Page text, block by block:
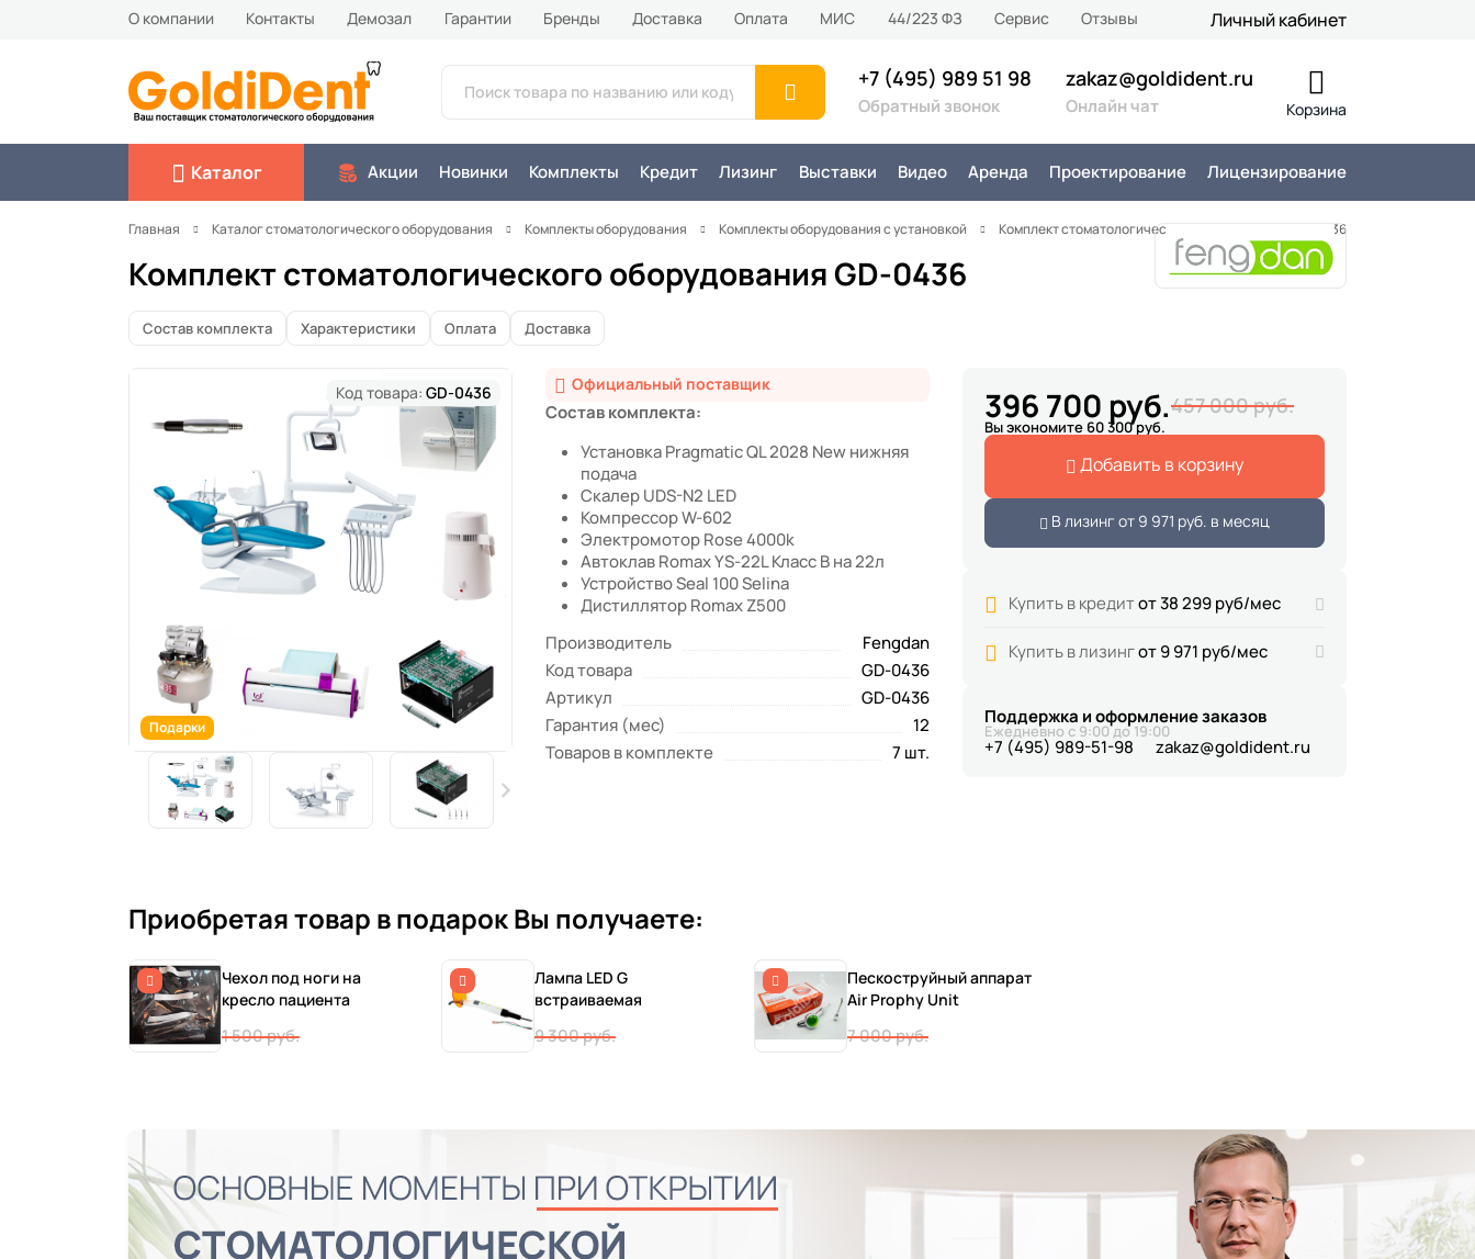
О компании Контакты Демозал Гарантии Бренды Доставка Оплата MИС 44/223 ФЗ Сервис Отзывы Личный кабинет
+7 (495) 989 51 98
Обратный звонок
zakaz@goldident.ru
Онлайн чат Корзина
Каталог Акции Новинки Комплекты Кредит Лизинг Выставки Видео Аренда Проектирование Лицензирование
Главная Каталог стоматологического оборудования Комплекты оборудования Комплекты оборудования с установкой Комплект стоматологического оборудования GD-0436
Комплект стоматологического оборудования GD-0436
Состав комплекта Характеристики Оплата Доставка
Подарки
Код товара: GD-0436 Официальный поставщик
Состав комплекта:
Установка Pragmatic QL 2028 New нижняя
подача
Скалер UDS-N2 LED
Компрессор W-602
Электромотор Rose 4000k
Автоклав Romax YS-22L Класс B на 22л
Устройство Seal 100 Selina
Дистиллятор Romax Z500
Производитель
Fengdan
Код товара
GD-0436
Артикул
GD-0436
Гарантия (мес)
12
Товаров в комплекте
7 шт.
396 700 руб.457 000 руб.
Вы экономите 60 300 руб.
Добавить в корзину
В лизинг от 9 971 руб. в месяц
Купить в кредитот 38 299 руб/мес
Купить в лизингот 9 971 руб/мес
Поддержка и оформление заказов
Ежедневно с 9:00 до 19:00
+7 (495) 989-51-98 zakaz@goldident.ru
Приобретая товар в подарок Вы получаете:
Чехол под ноги на
кресло пациента
1 500 руб.
Лампа LED G
встраиваемая
9 300 руб.
Пескоструйный аппарат
Air Prophy Unit
7 000 руб.